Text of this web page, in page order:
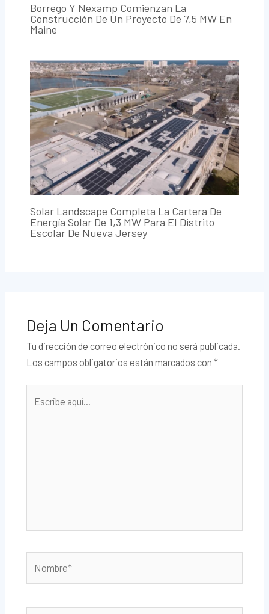
Borrego Y Nexamp Comienzan La
Construcción De Un Proyecto De 7,5 MW En
Maine
Solar Landscape Completa La Cartera De
Energía Solar De 1,3 MW Para El Distrito
Escolar De Nueva Jersey
Deja Un Comentario
Tu dirección de correo electrónico no será publicada.
Los campos obligatorios están marcados con *
aquí...